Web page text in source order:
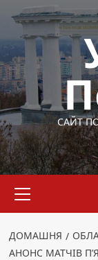
Перейти
вмісту
САЙТ
меню
ДОМАШНЯ
АНОНС МАТЧІВ